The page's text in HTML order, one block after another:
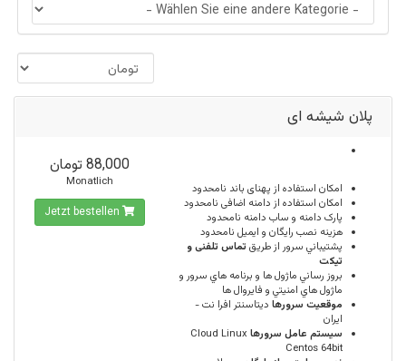
پلان شیشه ای
امكان استفاده از پهنای باند نامحدود
امکان استفاده از دامنه اضافی نامحدود
پارک دامنه و ساب دامنه نامحدود
هزینه نصب رایگان و ایمیل نامحدود
پشتيباني سرور از طريق تماس تلفنی و
تیکت
بروز رساني ماژول ها و برنامه هاي سرور و
ماژول هاي امنيتي و فايروال ها
موقعيت سرورها ديتاسنتر افرا نت -
ایران
سيستم عامل سرورها Cloud Linux
Centos 64bit
88,000 تومان
Monatlich
Jetzt bestellen